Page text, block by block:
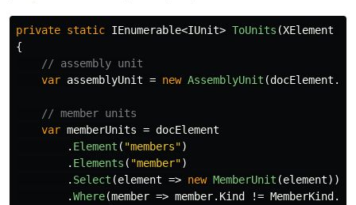
private static IEnumerable<IUnit> ToUnits (XElement
{
// assembly unit
var assemblyUnit = new AssemblyUnit (docElement .
// member units
var memberUnits = docElement
. Element ( "members")
. Elements ( "member")
. Select (element => new MemberUnit (element))
.Where(member => member. Kind != MemberKind .